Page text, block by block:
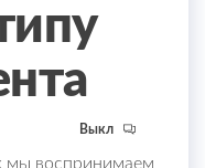
Выкл
мы воспринимаем